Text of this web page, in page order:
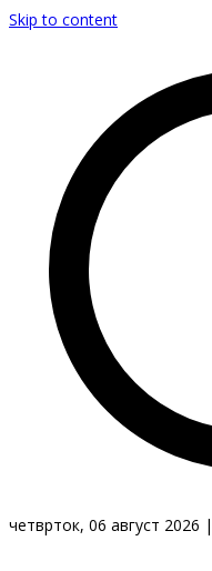
Skip to content
четврток, 06 август 2026 |